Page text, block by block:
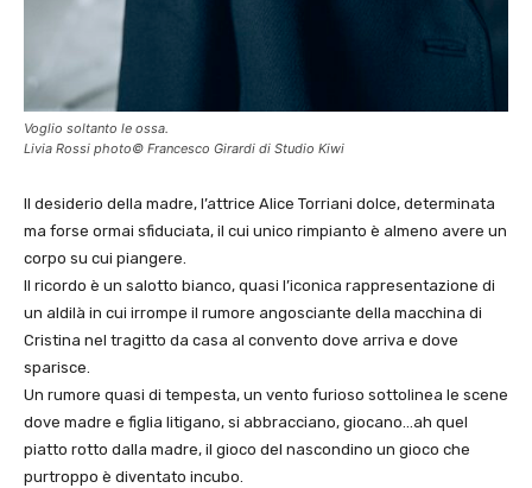
Voglio soltanto le ossa.
Livia Rossi photo© Francesco Girardi di Studio Kiwi
Il desiderio della madre, l’attrice Alice Torriani dolce, determinata
ma forse ormai sfiduciata, il cui unico rimpianto è almeno avere un
corpo su cui piangere.
Il ricordo è un salotto bianco, quasi l’iconica rappresentazione di
un aldilà in cui irrompe il rumore angosciante della macchina di
Cristina nel tragitto da casa al convento dove arriva e dove
sparisce.
Un rumore quasi di tempesta, un vento furioso sottolinea le scene
dove madre e figlia litigano, si abbracciano, giocano…ah quel
piatto rotto dalla madre, il gioco del nascondino un gioco che
purtroppo è diventato incubo.